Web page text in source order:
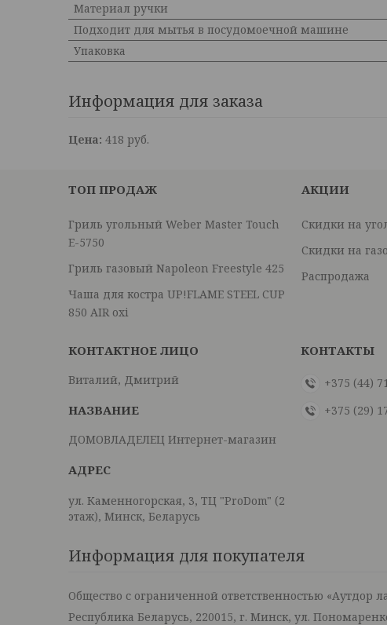
Материал ручки
Подходит для мытья в посудомоечной машине
Упаковка
Информация для заказа
Цена: 418 руб.
ТОП ПРОДАЖ
Гриль угольный Weber Master Touch
E-5750
Гриль газовый Napoleon Freestyle 425
Чаша для костра UP!FLAME STEEL CUP
850 AIR oxi
АКЦИИ
Скидки на
Скидки на
Распродажа
Виталий, Дмитрий
ДОМОВЛАДЕЛЕЦ Интернет-магазин
ул. Каменногорская, 3, ТЦ "ProDom" (2
этаж), Минск, Беларусь
+375 (44)
+375 (29)
Информация для покупателя
Общество с ограниченной ответственностью «Аутдор
Республика Беларусь, 220015, г. Минск, ул.